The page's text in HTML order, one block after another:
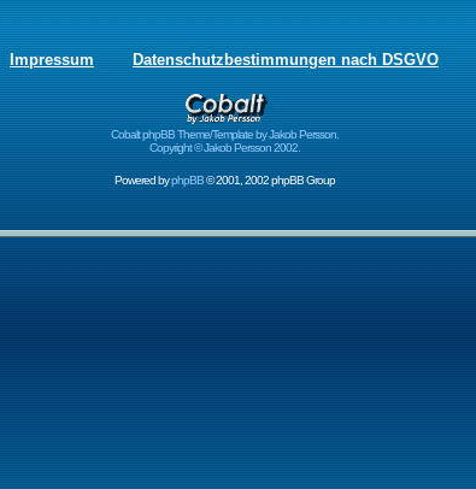
Impressum Datenschutzbestimmungen nach DSGVO
Cobalt phpBB Theme/Template by Jakob Persson.
Copyright © Jakob Persson 2002.
Powered byphpBB© 2001, 2002 phpBB Group